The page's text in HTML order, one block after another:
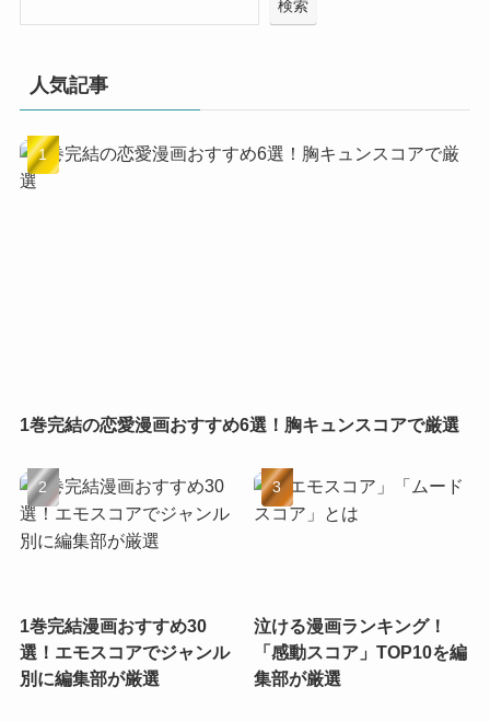
検索
人気記事
1巻完結の恋愛漫画おすすめ6選！胸キュンスコアで厳選
1巻完結漫画おすすめ30
選！エモスコアでジャンル
別に編集部が厳選
泣ける漫画ランキング！
「感動スコア」TOP10を編
集部が厳選